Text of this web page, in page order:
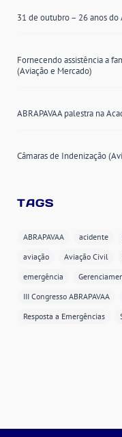
31 de outubro – 26 anos do
Fornecendo assistência a
(Aviação e Mercado)
ABRAPAVAA palestra na
Câmaras de Indenização
TAGS
ABRAPAVAA acidente
aviação
Aviação Civil
emergência
III Congresso ABRAPAVAA
Resposta a Emergências